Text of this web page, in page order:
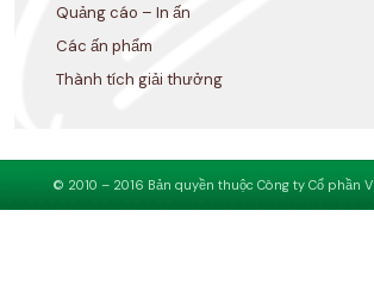
Quảng cáo – In ấn
Các ấn phẩm
Thành tích giải thưởng
© 2010 – 2016 Bản quyền thuộc Công ty Cổ phần